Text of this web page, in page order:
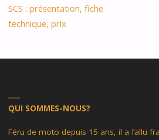
SCS : présentation, fiche
technique, prix
QUI SOMMES-NOUS?
Féru de moto depuis 15 ans, il a fallu